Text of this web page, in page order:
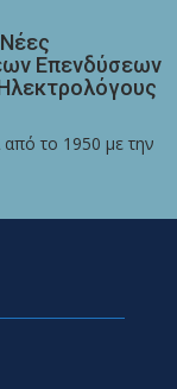
Επενδύσεων
από το 1950 με την